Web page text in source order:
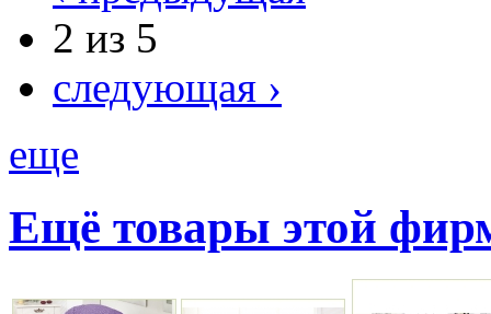
2 из 5
следующая ›
еще
Ещё товары этой